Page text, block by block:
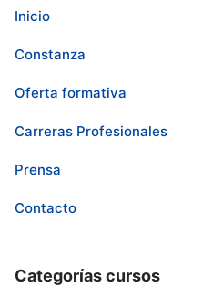
Inicio
Constanza
Oferta formativa
Carreras Profesionales
Prensa
Contacto
Categorías cursos